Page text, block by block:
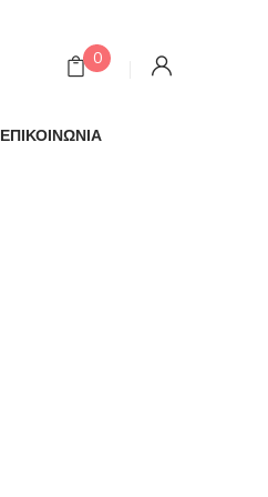
0
ΕΠΙΚΟΙΝΩΝΙΑ